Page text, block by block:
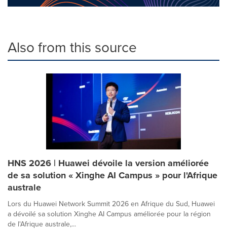
Also from this source
HNS 2026 | Huawei dévoile la version améliorée
de sa solution « Xinghe AI Campus » pour l'Afrique
australe
Lors du Huawei Network Summit 2026 en Afrique du Sud, Huawei
a dévoilé sa solution Xinghe AI Campus améliorée pour la région
de l'Afrique australe,...